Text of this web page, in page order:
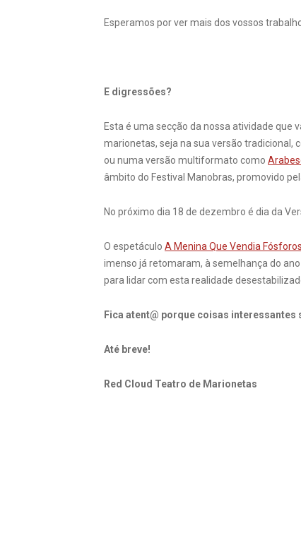
Esperamos por ver mais dos vossos
E digressões?
Esta é uma secção da nossa atividade
marionetas, seja na sua versão tradicional,
ou numa versão multiformato como
âmbito do Festival Manobras, promovido
No próximo dia 18 de dezembro é dia da
O espetáculo A Menina Que Vendia Fósforos
imenso já retomaram, à semelhança do
para lidar com esta realidade
Fica atent@ porque coisas
Até breve!
Red Cloud Teatro de Marionetas